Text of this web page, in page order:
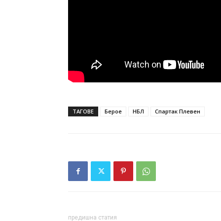
ТАГОВЕ Берое НБЛ Спартак Плевен
предишна статия